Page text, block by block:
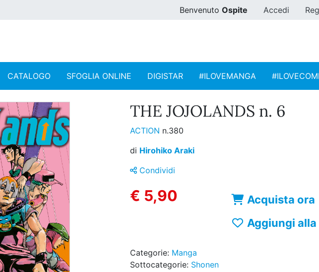
Benvenuto Ospite Accedi
CATALOGO SFOGLIA ONLINE DIGISTAR #ILOVEMANGA
THE JOJOLANDS n. 6
ACTION n.380
di Hirohiko Araki
Condividi
€ 5,90
Acquista ora
Aggiungi
Categorie: Manga
Sottocategorie: Shonen